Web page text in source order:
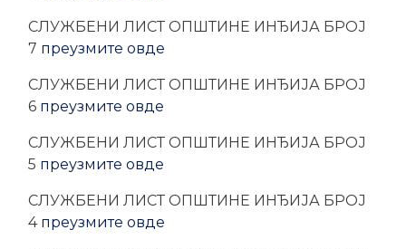
CЛУЖБЕНИ ЛИСТ ОПШТИНЕ ИНЂИЈА БРОЈ
7 преузмите овде
CЛУЖБЕНИ ЛИСТ ОПШТИНЕ ИНЂИЈА БРОЈ
6 преузмите овде
CЛУЖБЕНИ ЛИСТ ОПШТИНЕ ИНЂИЈА БРОЈ
5 преузмите овде
CЛУЖБЕНИ ЛИСТ ОПШТИНЕ ИНЂИЈА БРОЈ
4 преузмите овде